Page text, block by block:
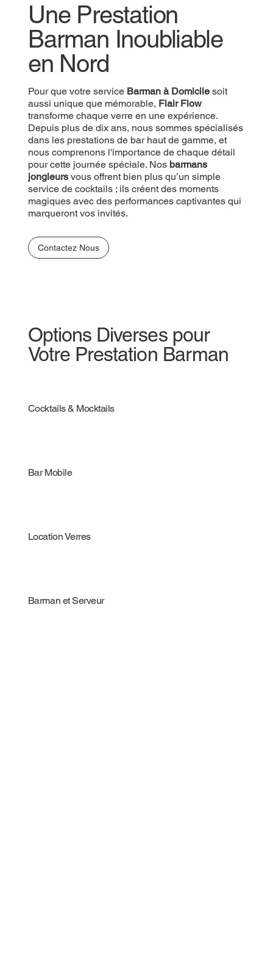
Une Prestation
Barman Inoubliable
en Nord
Pour que votre Prestation Barmansoit aussi
unique que mémorable,Flair Flowtransforme
chaque verre en une expérience. Depuis plus de
dix ans, nous sommes spécialisés dans les
prestations de bar haut de gamme, et nous
comprenons l'importance de chaque détail pour
cette journée spéciale. Nos barmans jongleurs
vous offrent bien plus qu’un simple service de
cocktails ; ils créent des moments magiques avec
des performances captivantes qui marqueront vos
invités.
Contactez Nous
Une Prestation
Barman Inoubliable
en Nord
Pour que votre service Barman à Domicilesoit
aussi unique que mémorable, Flair Flow
transforme chaque verre en une expérience.
Depuis plus de dix ans, nous sommes spécialisés
dans les prestations de bar haut de gamme, et
nous comprenons l'importance de chaque détail
pour cette journée spéciale. Nos barmans
jongleursvous offrent bien plus qu’un simple
service de cocktails ; ils créent des moments
magiques avec des performances captivantes qui
marqueront vos invités.
Contactez Nous
Options Diverses pour
Votre Prestation Barman
Cocktails & Mocktails
Bar Mobile
Location Verres
Barman et Serveur